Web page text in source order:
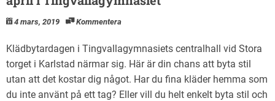
4 mars, 2019 Kommentera
Klädbytardagen i Tingvallagymnasiets centralhall vid Stora
torget i Karlstad närmar sig. Här är din chans att byta stil
utan att det kostar dig något. Har du fina kläder hemma som
du inte använt på ett tag? Eller vill du helt enkelt byta stil och